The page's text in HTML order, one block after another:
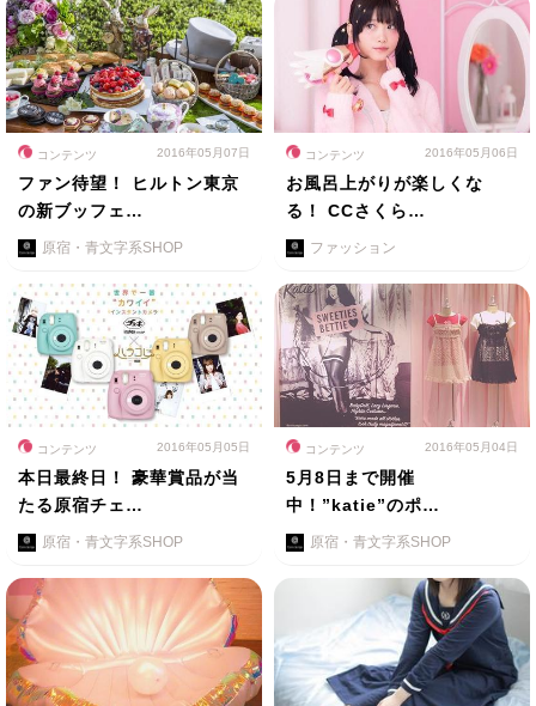
コンテンツ 2016年05月07日
ファン待望！ ヒルトン東京
の新ブッフェ…
原宿・青文字系SHOP
コンテンツ 2016年05月06日
お風呂上がりが楽しくな
る！ CCさくら…
ファッション
コンテンツ 2016年05月05日
本日最終日！ 豪華賞品が当
たる原宿チェ…
原宿・青文字系SHOP
コンテンツ 2016年05月04日
5月8日まで開催
中！”katie”のポ…
原宿・青文字系SHOP